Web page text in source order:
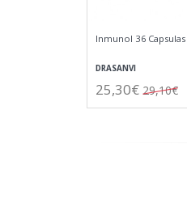
Inmunol 36
DRASANVI
25,30€ 29,10€